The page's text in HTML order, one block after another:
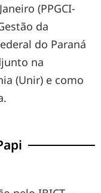
(PPGCI-
da
do Paraná
na
(Unir) e como